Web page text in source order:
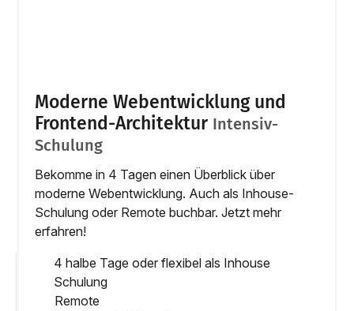
Moderne Webentwicklung und
Frontend-Architektur Intensiv-
Schulung
Bekomme in 4 Tagen einen Überblick über
moderne Webentwicklung. Auch als Inhouse-
Schulung oder Remote buchbar. Jetzt mehr
erfahren!
4 halbe Tage oder flexibel als Inhouse
Schulung
Remote